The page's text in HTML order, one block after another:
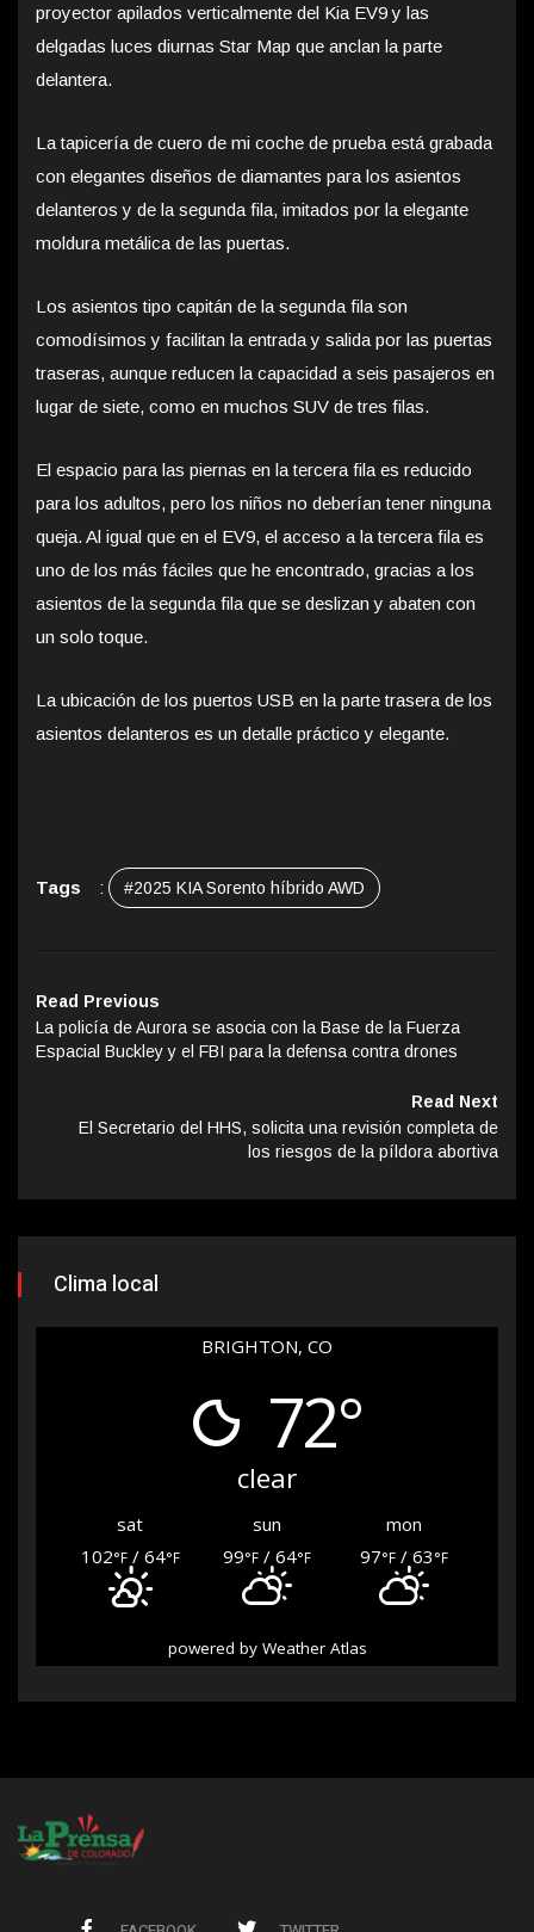
proyector apilados verticalmente del Kia EV9 y las
delgadas luces diurnas Star Map que anclan la parte
delantera.
La tapicería de cuero de mi coche de prueba está grabada
con elegantes diseños de diamantes para los asientos
delanteros y de la segunda fila, imitados por la elegante
moldura metálica de las puertas.
Los asientos tipo capitán de la segunda fila son
comodísimos y facilitan la entrada y salida por las puertas
traseras, aunque reducen la capacidad a seis pasajeros en
lugar de siete, como en muchos SUV de tres filas.
El espacio para las piernas en la tercera fila es reducido
para los adultos, pero los niños no deberían tener ninguna
queja. Al igual que en el EV9, el acceso a la tercera fila es
uno de los más fáciles que he encontrado, gracias a los
asientos de la segunda fila que se deslizan y abaten con
un solo toque.
La ubicación de los puertos USB en la parte trasera de los
asientos delanteros es un detalle práctico y elegante.
Tags : #2025 KIA Sorento híbrido AWD
Read Previous
La policía de Aurora se asocia con la Base de la Fuerza
Espacial Buckley y el FBI para la defensa contra drones
Read Next
El Secretario del HHS, solicita una revisión completa de
los riesgos de la píldora abortiva
Clima local
BRIGHTON, CO
72°
clear
sat sun
mon
102°F/ 64°F 99°F/ 64°F 97°F/ 63°F
powered by Weather Atlas